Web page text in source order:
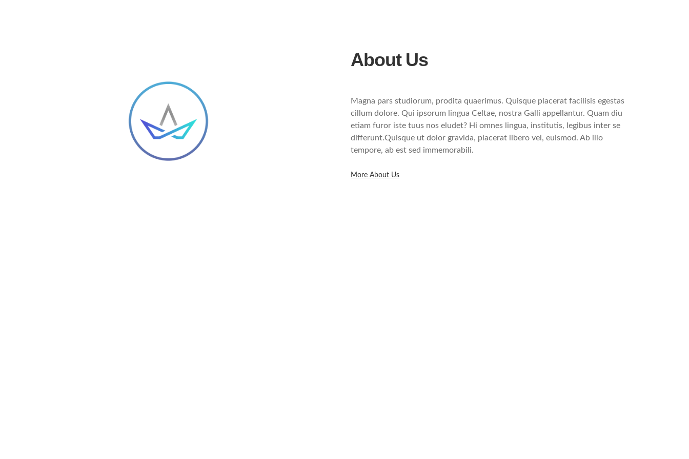
About Us
Magna pars studiorum, prodita quaerimus. Quisque placerat facilisis egestas
cillum dolore. Qui ipsorum lingua Celtae, nostra Galli appellantur. Quam diu
etiam furor iste tuus nos eludet? Hi omnes lingua, institutis, legibus inter se
differunt.Quisque ut dolor gravida, placerat libero vel, euismod. Ab illo
tempore, ab est sed immemorabili.
More About Us